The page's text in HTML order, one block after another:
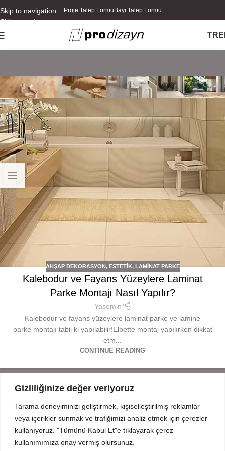
Gizliliğinize değer veriyoruz
Tarama deneyiminizi geliştirmek, kişiselleştirilmiş reklamlar
veya içerikler sunmak ve trafiğimizi analiz etmek için çerezler
kullanıyoruz. "Tümünü Kabul Et"e tıklayarak çerez
kullanımımıza onay vermiş olursunuz.
Skip to navigation
Skip to main content
Proje Talep Formu Bayi Talep Formu
TR
AHŞAP DEKORASYON, ESTETIK, LAMINAT PARKE
Kalebodur ve Fayans Yüzeylere Laminat
Parke Montajı Nasıl Yapılır?
Yasemin
Kalebodur ve fayans yüzeylere laminat parke ve lamine
parke montajı tabii ki yapılabilir!Elbette montaj yapılırken dikkat
etm...
CONTINUE READING
Mahmut Şevket Paşa Cd. No 52 Beykoz Istanbul
+90 216 319 52 07
info@prodizayn.com.tr